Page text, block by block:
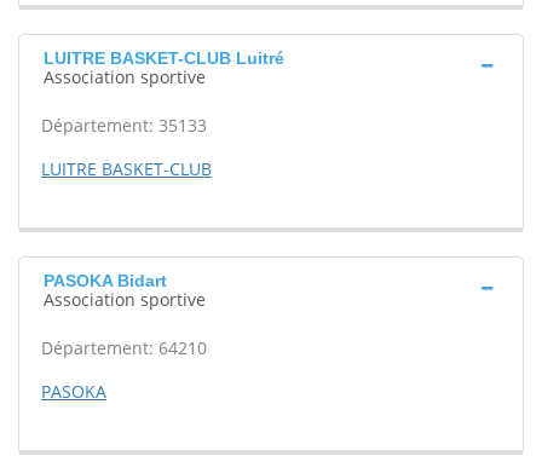
LUITRE BASKET-CLUB Luitré
Association sportive
Département: 35133
LUITRE BASKET-CLUB
PASOKA Bidart
Association sportive
Département: 64210
PASOKA